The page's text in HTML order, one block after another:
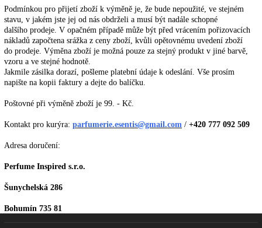
Podmínkou pro přijetí zboží k výměně je, že bude nepoužité, ve stejném
stavu, v jakém jste jej od nás obdrželi a musí být nadále schopné
dalšího prodeje. V opačném případě může být před vrácením pořizovacích
nákladů započtena srážka z ceny zboží, kvůli opětovnému uvedení zboží
do prodeje. Výměna zboží je možná pouze za stejný produkt v jiné barvě,
vzoru a ve stejné hodnotě.
Jakmile zásilka dorazí, pošleme platební údaje k odeslání. Vše prosím
napište na kopii faktury a dejte do balíčku.
Poštovné při výměně zboží je 99. - Kč.
Kontakt pro kurýra: parfumerie.esentis@gmail.com / +420 777 092 509
Adresa doručení:
Perfume Inspired s.r.o.
Šunychelská 286
Bohumín 735 81